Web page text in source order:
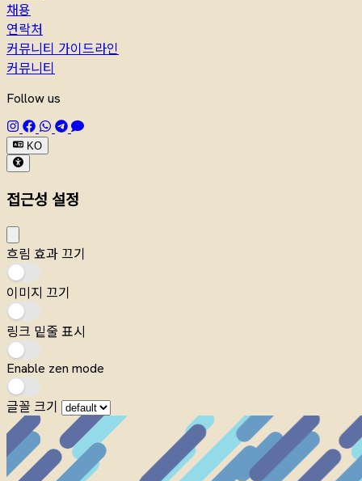
채용
연락처
커뮤니티 가이드라인
커뮤니티
Follow us
KO
접근성 설정
흐림 효과 끄기
이미지 끄기
링크 밑줄 표시
Enable zen mode
글꼴 크기